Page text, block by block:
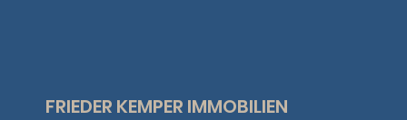
FRIEDER KEMPER IMMOBILIEN